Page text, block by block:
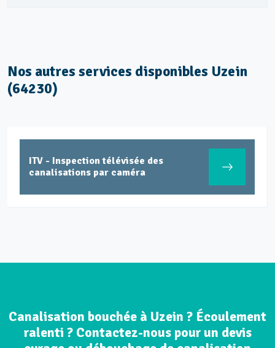
Nos autres services disponibles Uzein
(64230)
ITV - Inspection télévisée des
canalisations par caméra
Canalisation bouchée à Uzein ? Écoulement
ralenti ? Contactez-nous pour un devis